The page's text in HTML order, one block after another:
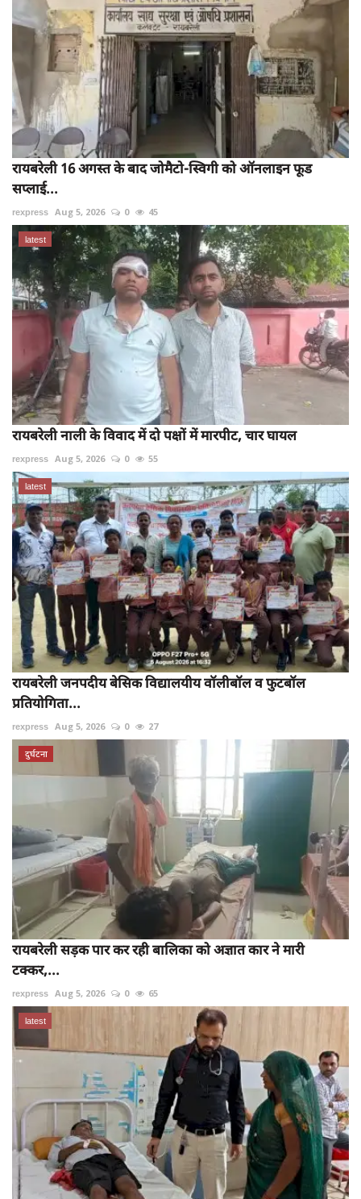
रायबरेली 16 अगस्त के बाद जोमैटो-स्विगी को ऑनलाइन फूड
सप्लाई...
rexpress Aug 5, 2026 0 45
latest
रायबरेली नाली के विवाद में दो पक्षों में मारपीट, चार घायल
rexpress Aug 5, 2026 0 55
latest
रायबरेली जनपदीय बेसिक विद्यालयीय वॉलीबॉल व फुटबॉल
प्रतियोगिता...
rexpress Aug 5, 2026 0 27
दुर्घटना
रायबरेली सड़क पार कर रही बालिका को अज्ञात कार ने मारी
टक्कर,...
rexpress Aug 5, 2026 0 65
latest